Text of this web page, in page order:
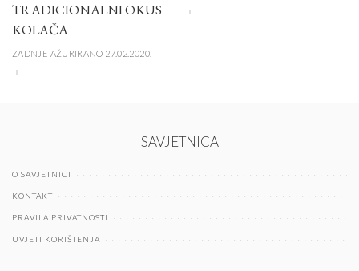
TRADICIONALNI OKUS
KOLAČA
ZADNJE AŽURIRANO 27.02.2020.
SAVJETNICA
O SAVJETNICI
KONTAKT
PRAVILA PRIVATNOSTI
UVJETI KORIŠTENJA